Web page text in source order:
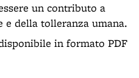
un contributo a
e della tolleranza umana.
in formato PDF